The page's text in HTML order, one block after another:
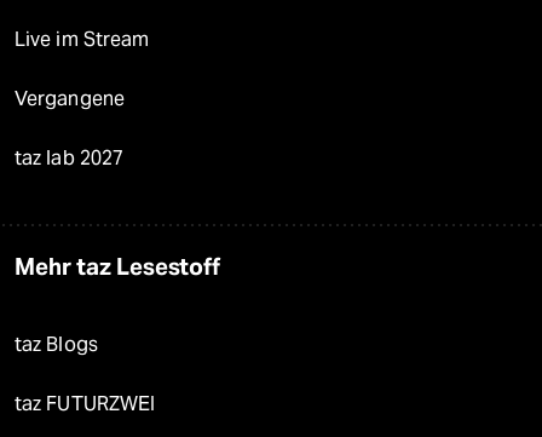
Live im Stream
Vergangene
taz lab 2027
Mehr taz Lesestoff
taz Blogs
taz FUTURZWEI